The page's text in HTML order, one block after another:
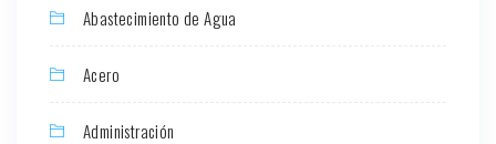
Abastecimiento de Agua
Acero
Administración